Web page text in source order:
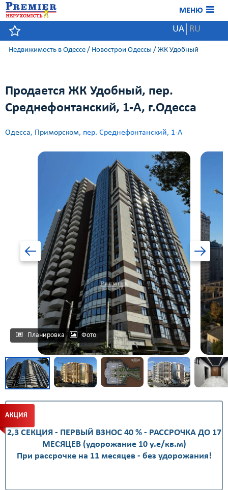
МЕНЮ
UA RU
Недвижимость в Одессе / Новострои Одессы / ЖК Удобный
Продается ЖК Удобный, пер.
Среднефонтанский, 1-А, г.Одесса
Одесса, Приморском, пер. Среднефонтанский, 1-А
Планировка Фото
2,3 СЕКЦИЯ - ПЕРВЫЙ ВЗНОС 40 % - РАССРОЧКА ДО 17
МЕСЯЦЕВ (удорожание 10 у.е/кв.м)
При рассрочке на 11 месяцев - без удорожания!